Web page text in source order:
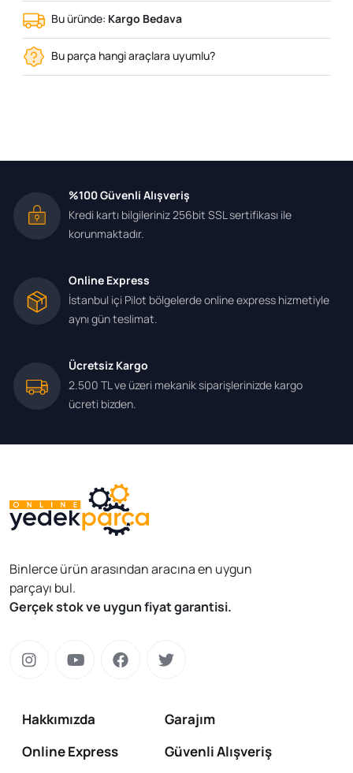
Bu üründe: Kargo Bedava
Bu parça hangi araçlara uyumlu?
%100 Güvenli Alışveriş
Kredi kartı bilgileriniz 256bit SSL sertifikası ile
korunmaktadır.
Online Express
İstanbul içi Pilot bölgelerde online express hizmetiyle
aynı gün teslimat.
Ücretsiz Kargo
2.500 TL ve üzeri mekanik siparişlerinizde kargo
ücreti bizden.
Binlerce ürün arasından aracına en uygun
parçayı bul.
Gerçek stok ve uygun fiyat garantisi.
Hakkımızda
Garajım
Online Express
Güvenli Alışveriş